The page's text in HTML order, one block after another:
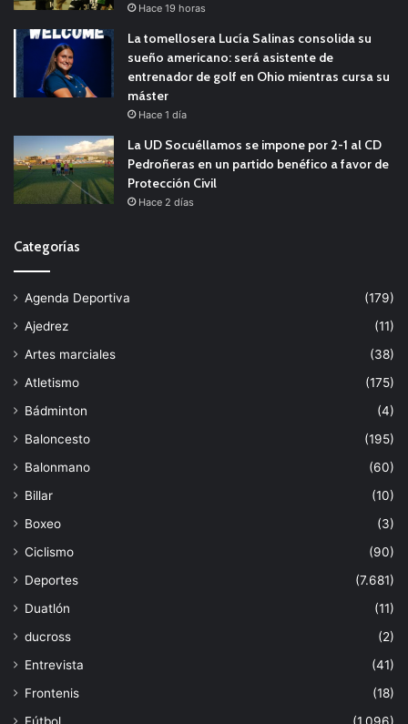
Hace 19 horas
La tomellosera Lucía Salinas consolida su
sueño americano: será asistente de
entrenador de golf en Ohio mientras cursa su
máster
Hace 1 día
La UD Socuéllamos se impone por 2-1 al CD
Pedroñeras en un partido benéfico a favor de
Protección Civil
Hace 2 días
Categorías
Agenda Deportiva
(179)
Ajedrez
(11)
Artes marciales
(38)
Atletismo
(175)
Bádminton
(4)
Baloncesto
(195)
Balonmano
(60)
Billar
(10)
Boxeo
(3)
Ciclismo
(90)
Deportes
(7.681)
Duatlón
(11)
ducross
(2)
Entrevista
(41)
Frontenis
(18)
Fútbol
(1.096)